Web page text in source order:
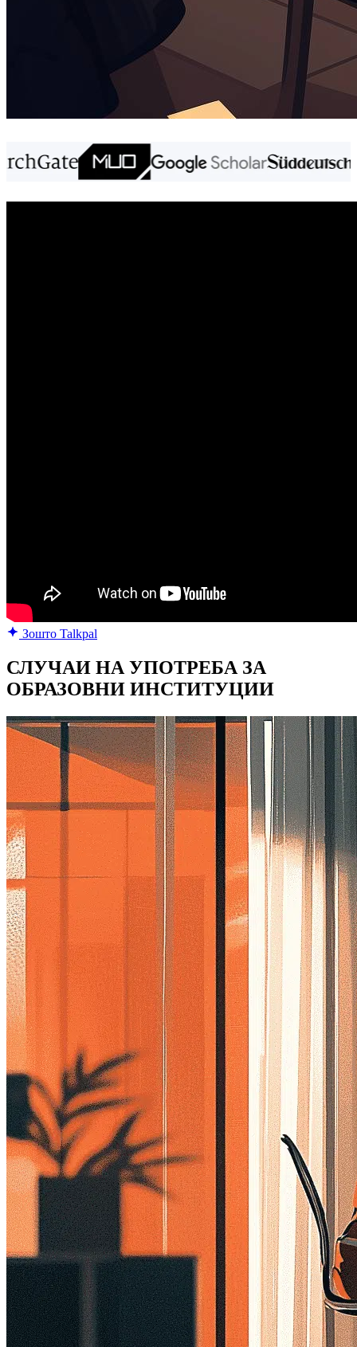
Зошто Talkpal
СЛУЧАИ НА УПОТРЕБА ЗА
ОБРАЗОВНИ ИНСТИТУЦИИ